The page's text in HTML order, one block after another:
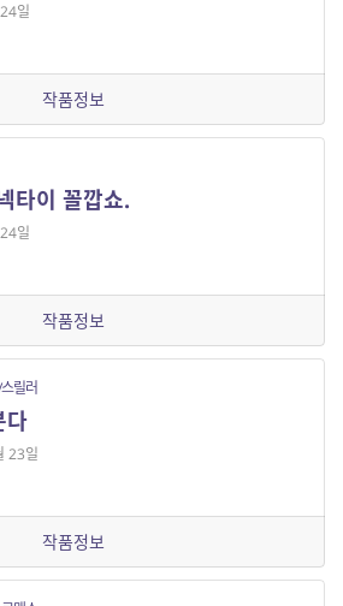
일
작품정보
타이 꼴깝쇼.
일
작품정보
릴러
다
23일
작품정보